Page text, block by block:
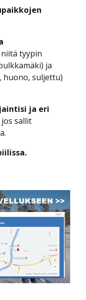
tyypin
ja
huono, suljettu)
ja eri
jos sallit